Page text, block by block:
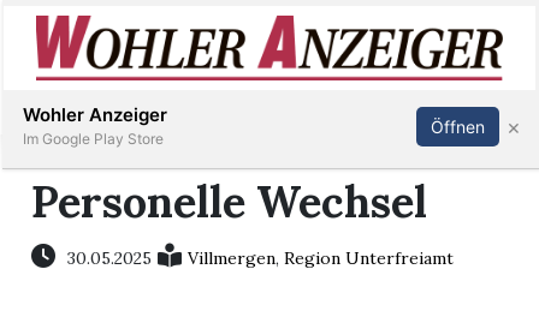
Immobilien
Inserieren Abonnieren Anmelden
Personelle Wechsel
30.05.2025 Villmergen,Region Unterfreiamt
Wohler Anzeiger
Im Google Play Store
Öffnen ×